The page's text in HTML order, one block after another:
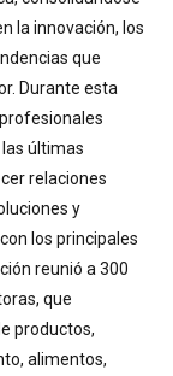
la innovación, los
que
Durante esta
últimas
relaciones
y
los principales
reunió a 300
que
productos,
alimentos,